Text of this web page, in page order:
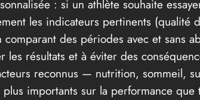
: si un athlète souhaite
les indicateurs pertinents (qualité
des périodes avec et sans
les résultats et à éviter des
reconnus — nutrition, sommeil,
importants sur la performance que